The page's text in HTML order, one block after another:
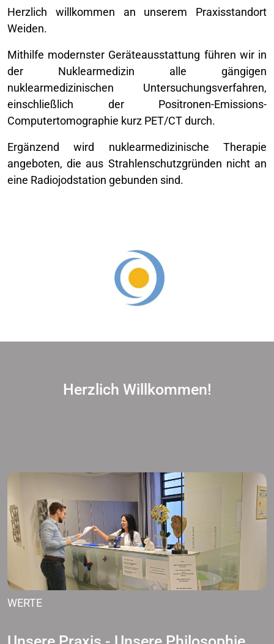
Herzlich willkommen an unserem Praxisstandort
Weiden.
Mithilfe modernster Geräteausstattung führen wir in
der Nuklearmedizin alle gängigen
nuklearmedizinischen Untersuchungsverfahren,
einschließlich der Positronen-Emissions-
Computertomographie kurz PET/CT durch.
Ergänzend wird nuklearmedizinische Therapie
angeboten, die aus Strahlenschutzgründen nicht an
eine Radiojodstation gebunden sind.
Herzlich Willkommen!
WERTE